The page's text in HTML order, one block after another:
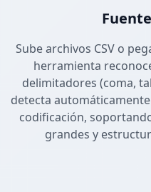
Sube archivos CSV o
herramienta
delimitadores (coma,
detecta
codificación,
grandes y